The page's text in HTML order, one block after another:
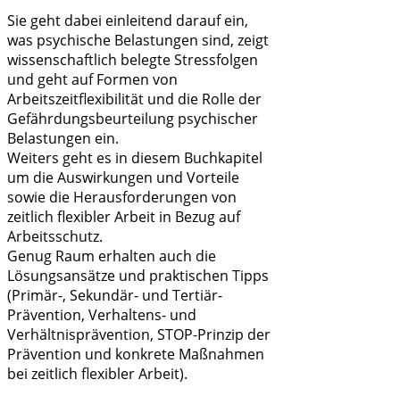
Sie geht dabei einleitend darauf ein,
was psychische Belastungen sind, zeigt
wissenschaftlich belegte Stressfolgen
und geht auf Formen von
Arbeitszeitflexibilität und die Rolle der
Gefährdungsbeurteilung psychischer
Belastungen ein.
Weiters geht es in diesem Buchkapitel
um die Auswirkungen und Vorteile
sowie die Herausforderungen von
zeitlich flexibler Arbeit in Bezug auf
Arbeitsschutz.
Genug Raum erhalten auch die
Lösungsansätze und praktischen Tipps
(Primär-, Sekundär- und Tertiär-
Prävention, Verhaltens- und
Verhältnisprävention, STOP-Prinzip der
Prävention und konkrete Maßnahmen
bei zeitlich flexibler Arbeit).